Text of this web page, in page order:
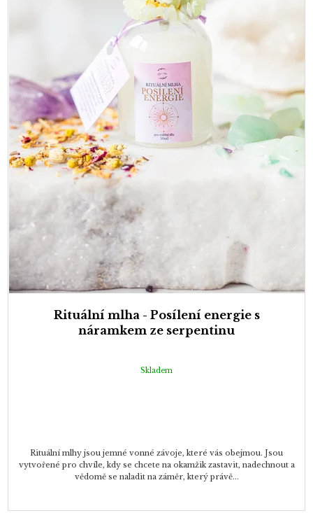
Rituální mlha - Posílení energie s
náramkem ze serpentinu
Skladem
Rituální mlhy jsou jemné vonné závoje, které vás obejmou. Jsou
vytvořené pro chvíle, kdy se chcete na okamžik zastavit, nadechnout a
vědomě se naladit na záměr, který právě...